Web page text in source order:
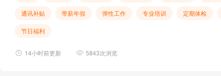
通讯补贴 带薪年假 弹性工作 专业培训 定期体检
节日福利
14小时前更新 5843次浏览